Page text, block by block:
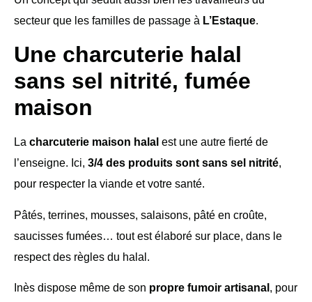
secteur que les familles de passage à L’Estaque.
Une charcuterie halal
sans sel nitrité, fumée
maison
La charcuterie maison halal est une autre fierté de
l’enseigne. Ici, 3/4 des produits sont sans sel nitrité,
pour respecter la viande et votre santé.
Pâtés, terrines, mousses, salaisons, pâté en croûte,
saucisses fumées… tout est élaboré sur place, dans le
respect des règles du halal.
Inès dispose même de son propre fumoir artisanal , pour